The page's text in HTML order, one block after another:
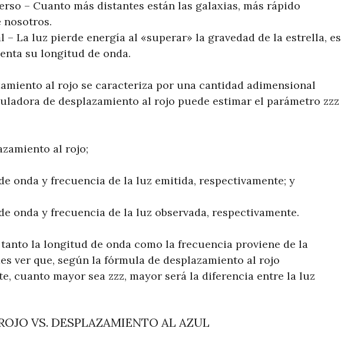
– Cuanto más distantes están las galaxias, más rápido
nosotros.
– La luz pierde energía al «superar» la gravedad de la estrella, es
su longitud de onda.
al rojo se caracteriza por una cantidad adimensional
de desplazamiento al rojo puede estimar el parámetro zzz
al rojo;
onda y frecuencia de la luz emitida, respectivamente; y
onda y frecuencia de la luz observada, respectivamente.
la longitud de onda como la frecuencia proviene de la
ver que, según la fórmula de desplazamiento al rojo
cuanto mayor sea zzz, mayor será la diferencia entre la luz
VS. DESPLAZAMIENTO AL AZUL